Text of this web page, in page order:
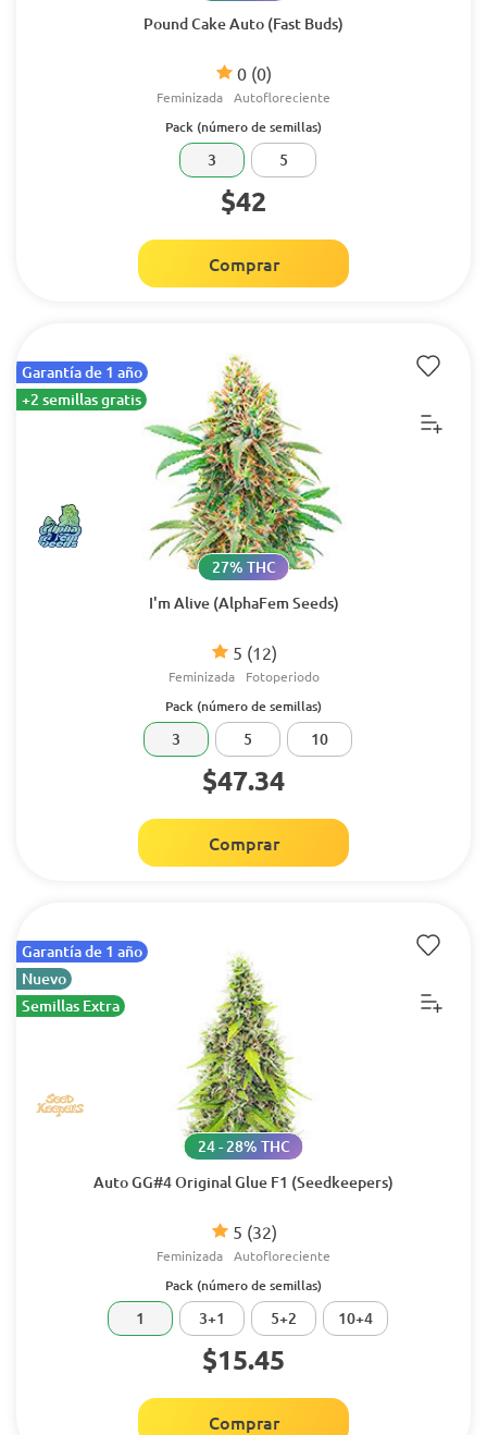
Pound Cake Auto (Fast Buds)
0 (0)
Feminizada Autofloreciente
Pack (número de semillas)
3 5
$42
Comprar
Garantía de 1 año
+2 semillas gratis
I'm Alive (AlphaFem Seeds)
5 (12)
27% THC
Feminizada Fotoperiodo
Pack (número de semillas)
3 5 10
$47.34
Comprar
Garantía de 1 año
Nuevo
Semillas Extra
Auto GG#4 Original Glue F1 (Seedkeepers)
5 (32)
24 - 28% THC
Feminizada Autofloreciente
Pack (número de semillas)
1 3+1 5+2 10+4
$15.45
Comprar